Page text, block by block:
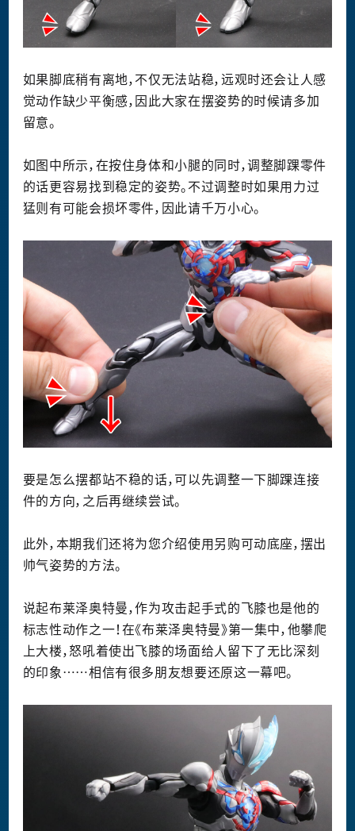
如果脚底稍有离地，不仅无法站稳，远观时还会让人感
觉动作缺少平衡感，因此大家在摆姿势的时候请多加
留意。
如图中所示，在按住身体和小腿的同时，调整脚踝零件
的话更容易找到稳定的姿势。不过调整时如果用力过
猛则有可能会损坏零件，因此请千万小心。
要是怎么摆都站不稳的话，可以先调整一下脚踝连接
件的方向，之后再继续尝试。
此外，本期我们还将为您介绍使用另购可动底座，摆出
帅气姿势的方法。
说起布莱泽奥特曼，作为攻击起手式的飞膝也是他的
标志性动作之一！在《布莱泽奥特曼》第一集中，他攀爬
上大楼，怒吼着使出飞膝的场面给人留下了无比深刻
的印象……相信有很多朋友想要还原这一幕吧。